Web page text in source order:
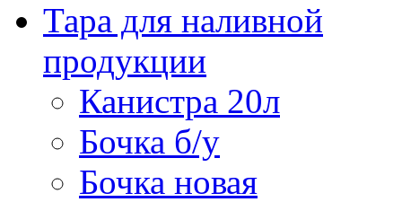
Тара для наливной
продукции
Канистра 20л
Бочка б/у
Бочка новая